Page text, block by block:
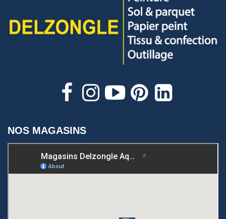
NOS MAGASINS